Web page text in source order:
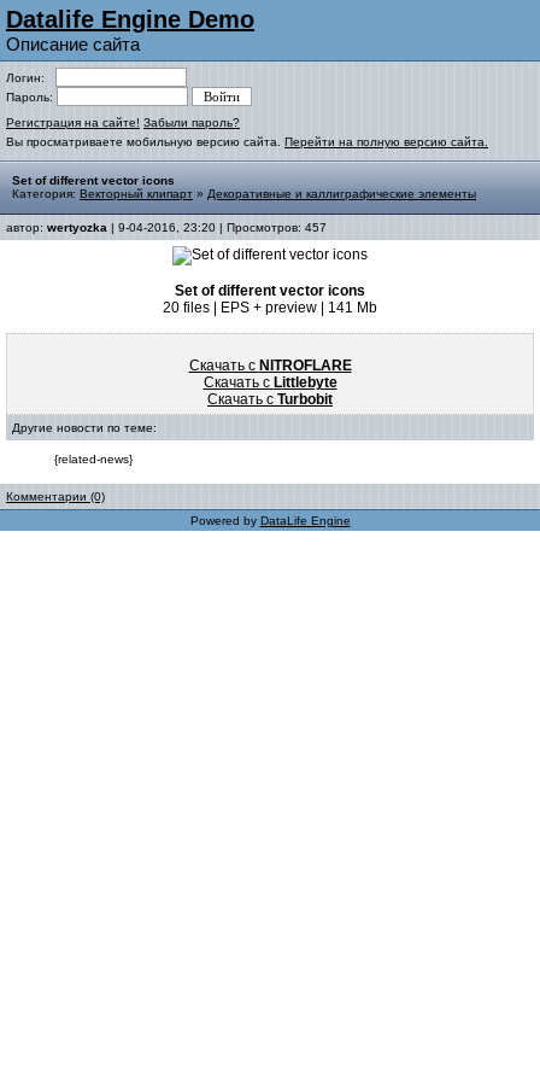
Datalife Engine Demo
Описание сайта
Логин:
Пароль:
Регистрация на сайте! Забыли пароль?
Вы просматриваете мобильную версию сайта. Перейти на полную версию сайта.
Set of different vector icons
Категория: Векторный клипарт » Декоративные и каллиграфические элементы
автор: wertyozka | 9-04-2016, 23:20 | Просмотров: 457
Set of different vector icons
20 files | EPS + preview | 141 Mb
Скачать с NITROFLARE
Скачать с Littlebyte
Скачать с Turbobit
Другие новости по теме:
{related-news}
Комментарии (0)
Powered by DataLife Engine